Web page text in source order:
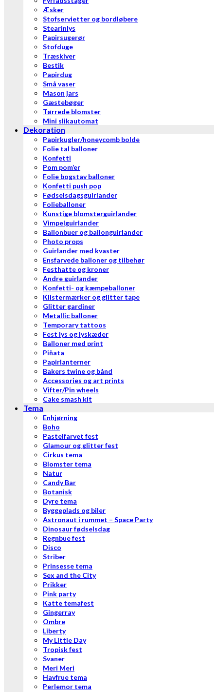
Æsker
Stofservietter og bordløbere
Stearinlys
Papirsugerør
Stofduge
Træskiver
Bestik
Papirdug
Små vaser
Mason jars
Gæstebøger
Tørrede blomster
Mini slikautomat
Dekoration
Papirkugler/honeycomb bolde
Folie tal balloner
Konfetti
Pom pom’er
Folie bogstav balloner
Konfetti push pop
Fødselsdagsguirlander
Folieballoner
Kunstige blomsterguirlander
Vimpelguirlander
Ballonbuer og ballonguirlander
Photo props
Guirlander med kvaster
Ensfarvede balloner og tilbehør
Festhatte og kroner
Andre guirlander
Konfetti- og kæmpeballoner
Klistermærker og glitter tape
Glitter gardiner
Metallic balloner
Temporary tattoos
Fest lys og lyskæder
Balloner med print
Piñata
Papirlanterner
Bakers twine og bånd
Accessories og art prints
Vifter/Pin wheels
Cake smash kit
Tema
Enhjørning
Boho
Pastelfarvet fest
Glamour og glitter fest
Cirkus tema
Blomster tema
Natur
Candy Bar
Botanisk
Dyre tema
Byggeplads og biler
Astronaut i rummet – Space Party
Dinosaur fødselsdag
Regnbue fest
Disco
Striber
Prinsesse tema
Sex and the City
Prikker
Pink party
Katte temafest
Gingerray
Ombre
Liberty
My Little Day
Tropisk fest
Svaner
Meri Meri
Havfrue tema
Perlemor tema